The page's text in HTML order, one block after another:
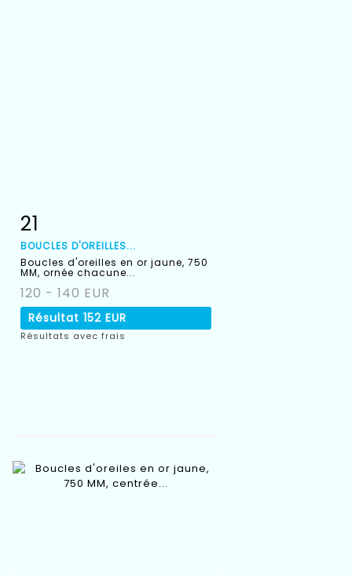
Fiche détaillée
21
BOUCLES D'OREILLES...
Boucles d'oreilles en or jaune, 750
MM, ornée chacune...
120 - 140 EUR
Résultat 152 EUR
Résultats avec frais